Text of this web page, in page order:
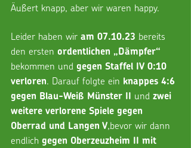
Äußert knapp, aber wir waren happy.
Leider haben wir am 07.10.23 bereits
den ersten ordentlichen „Dämpfer“
bekommen und gegen Staffel IV 0:10
verloren. Darauf folgte ein knappes 4:6
gegen Blau-Weiß Münster II und zwei
weitere verlorene Spiele gegen
Oberrad und Langen V,bevor wir dann
endlich gegen Oberzeuzheim II mit